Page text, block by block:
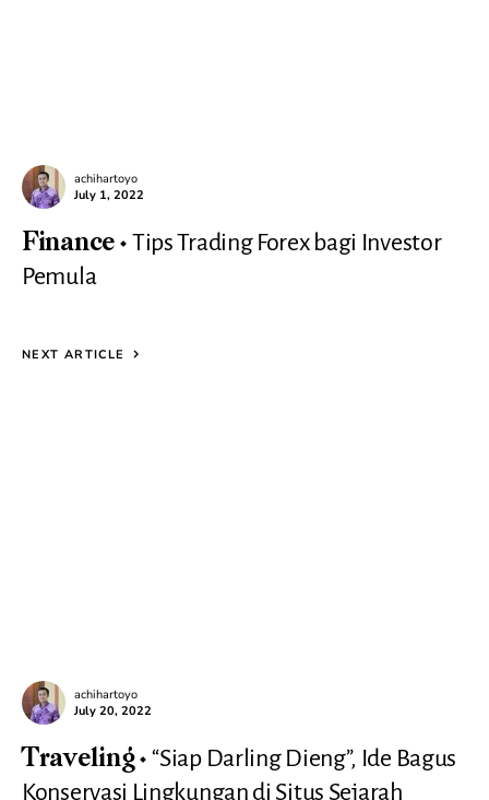
achihartoyo
July 1, 2022
Finance
Tips Trading Forex bagi Investor
Pemula
NEXT ARTICLE
achihartoyo
July 20, 2022
Traveling
“Siap Darling Dieng”, Ide Bagus
Konservasi Lingkungan di Situs Sejarah